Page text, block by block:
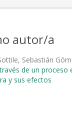
autor/a
Sebastián
de un proceso
y sus efectos